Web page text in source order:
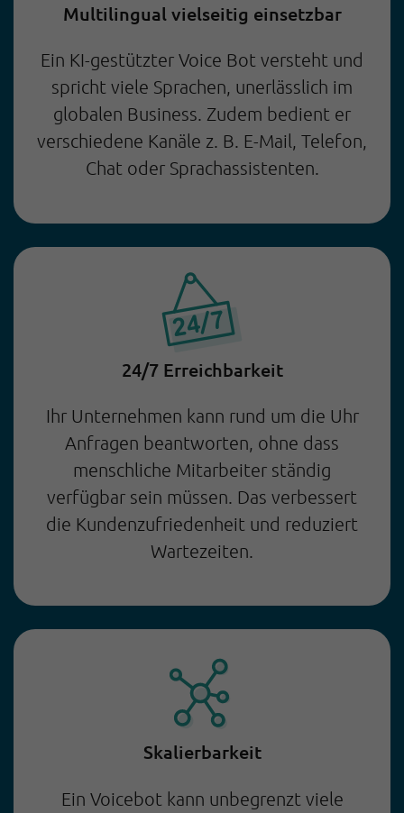
Multilingual vielseitig einsetzbar
Ein KI-gestützter Voice Bot versteht und
spricht viele Sprachen, unerlässlich im
globalen Business. Zudem bedient er
verschiedene Kanäle z. B. E-Mail, Telefon,
Chat oder Sprachassistenten.
24/7 Erreichbarkeit
Ihr Unternehmen kann rund um die Uhr
Anfragen beantworten, ohne dass
menschliche Mitarbeiter ständig
verfügbar sein müssen. Das verbessert
die Kundenzufriedenheit und reduziert
Wartezeiten.
Skalierbarkeit
Ein Voicebot kann unbegrenzt viele